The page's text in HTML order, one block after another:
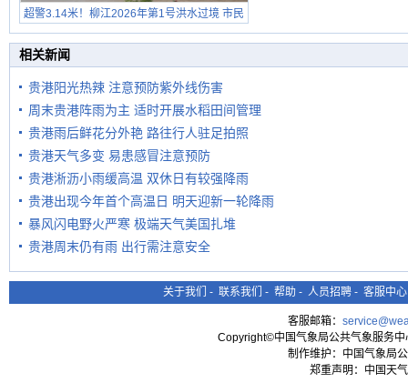
超警3.14米！柳江2026年第1号洪水过境 市民
在堤岸见证汛况
相关新闻
贵港阳光热辣 注意预防紫外线伤害
周末贵港阵雨为主 适时开展水稻田间管理
贵港雨后鲜花分外艳 路往行人驻足拍照
贵港天气多变 易患感冒注意预防
贵港淅沥小雨缓高温 双休日有较强降雨
贵港出现今年首个高温日 明天迎新一轮降雨
暴风闪电野火严寒 极端天气美国扎堆
贵港周末仍有雨 出行需注意安全
关于我们 - 联系我们 - 帮助 - 人员招聘 - 客服中心
客服邮箱：
Copyright©中国气象局公共气象服务
制作维护：中国气象局
郑重声明：中国天